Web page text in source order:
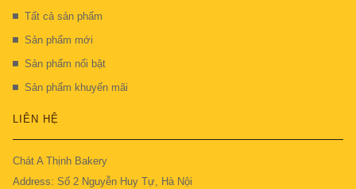
Tất cả sản phẩm
Sản phẩm mới
Sản phẩm nổi bật
Sản phẩm khuyến mãi
LIÊN HỆ
Chát A Thịnh Bakery
Address: Số 2 Nguyễn Huy Tự, Hà Nội